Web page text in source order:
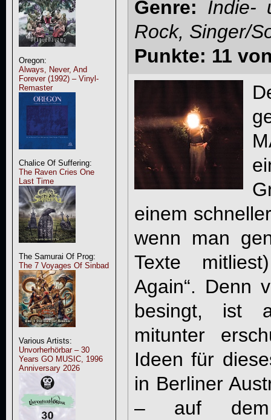
Oregon:
Always, Never, And
Forever (1992) – Vinyl-
Remaster
Chalice Of Suffering:
The Raven Cries One
Last Time
The Samurai Of Prog:
The 7 Voyages Of Sinbad
Various Artists:
Unvorherhörbar – 30
Years GO MUSIC, 1996
Anniversary 2026
Genre: Indie-
Rock, Singer/
Punkte: 11
einem
wenn man
Texte
Again“. Denn
besingt, ist
mitunter
Ideen für
in Berliner
– auf